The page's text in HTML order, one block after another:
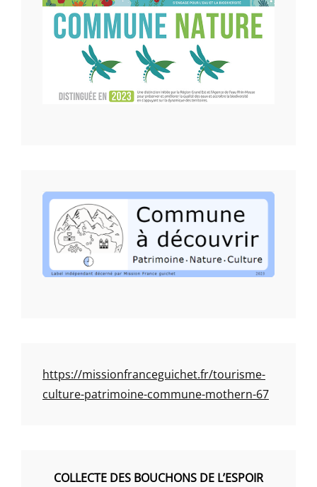
https://missionfranceguichet.fr/tourisme-
culture-patrimoine-commune-mothern-67
COLLECTE DES BOUCHONS DE L’ESPOIR